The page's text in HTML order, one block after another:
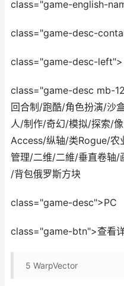
class="game-english-
class="game-desc-
class="game-desc-left">
class="game-desc mb-
回合制/跑酷/角色扮演/沙
人/制作/奇幻/模拟/探索/
Access/纵轴/类Rogue/农
管理/二维/二維/垂直卷轴
/背包俄罗斯方块
class="game-desc">PC
class="game-btn">查看
5 WarpVector